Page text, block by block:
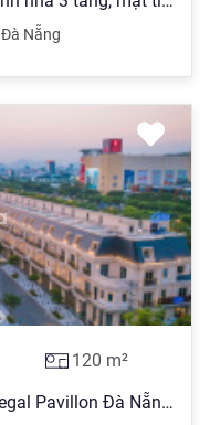
Đà Nẵng
120 m²
Bán nhà trung tâm Hải Châu - Regal Pavillon Đà Nẵng 0935 779 ***